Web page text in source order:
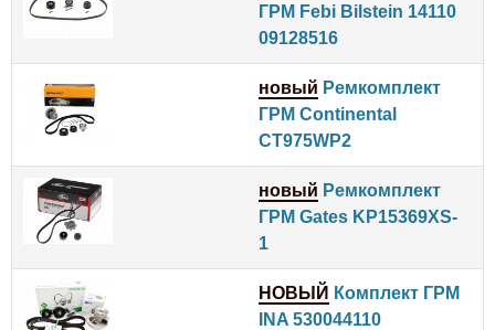
ГРМ Febi Bilstein 14110
09128516
новый Ремкомплект
ГРМ Continental
CT975WP2
новый Ремкомплект
ГРМ Gates KP15369XS-
1
НОВЫЙ Комплект ГРМ
INA 530044110